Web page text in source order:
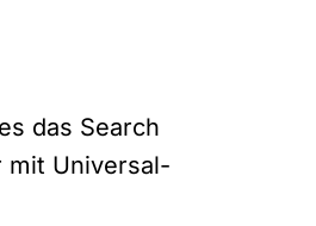
das Search
mit Universal-